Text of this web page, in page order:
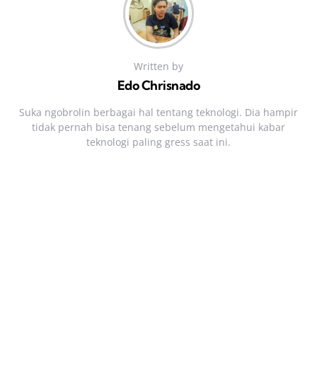
Written by
Edo Chrisnado
Suka ngobrolin berbagai hal tentang teknologi. Dia hampir
tidak pernah bisa tenang sebelum mengetahui kabar
teknologi paling gress saat ini.